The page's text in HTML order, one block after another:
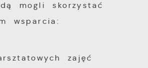
mogli skorzystać
wsparcia:
zajęć